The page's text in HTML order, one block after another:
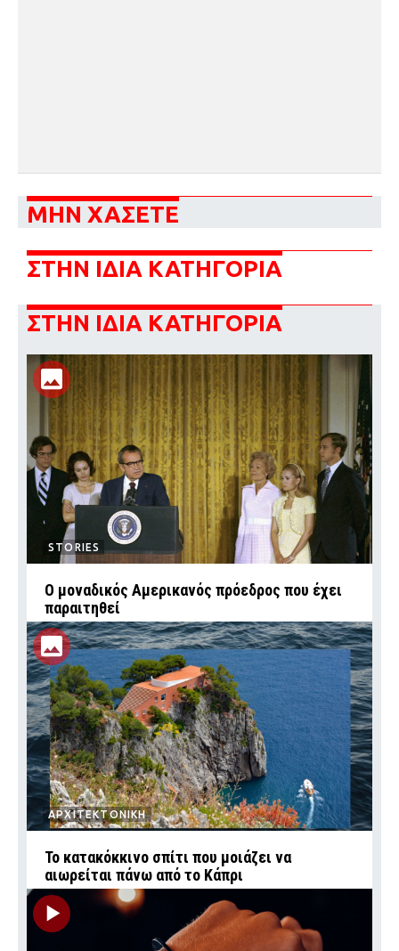
ΜΗΝ ΧΑΣΕΤΕ
ΣΤΗΝ ΙΔΙΑ ΚΑΤΗΓΟΡΙΑ
ΣΤΗΝ ΙΔΙΑ ΚΑΤΗΓΟΡΙΑ
STORIES
Ο μοναδικός Αμερικανός πρόεδρος που έχει
παραιτηθεί
ΑΡΧΙΤΕΚΤΟΝΙΚΗ
Το κατακόκκινο σπίτι που μοιάζει να
αιωρείται πάνω από το Κάπρι